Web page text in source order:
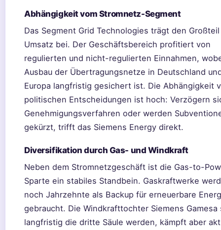
Abhängigkeit vom Stromnetz-Segment
Das Segment Grid Technologies trägt den Großteil
Umsatz bei. Der Geschäftsbereich profitiert von
regulierten und nicht-regulierten Einnahmen,
Ausbau der Übertragungsnetze in Deutschland
Europa langfristig gesichert ist. Die Abhängigkeit
politischen Entscheidungen ist hoch: Verzögern
Genehmigungsverfahren oder werden
gekürzt, trifft das Siemens Energy direkt.
Diversifikation durch Gas- und Windkraft
Neben dem Stromnetzgeschäft ist die Gas-to-
Sparte ein stabiles Standbein. Gaskraftwerke
noch Jahrzehnte als Backup für erneuerbare
gebraucht. Die Windkrafttochter Siemens Gamesa
langfristig die dritte Säule werden, kämpft aber